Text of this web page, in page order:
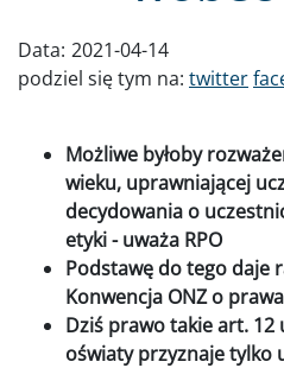
Data: 2021-04-14
podziel się tym na: twitter
Możliwe byłoby
wieku, uprawniającej
decydowania o
etyki - uważa RPO
Podstawę do tego daje
Konwencja ONZ o
Dziś prawo takie art. 12
oświaty przyznaje tylko